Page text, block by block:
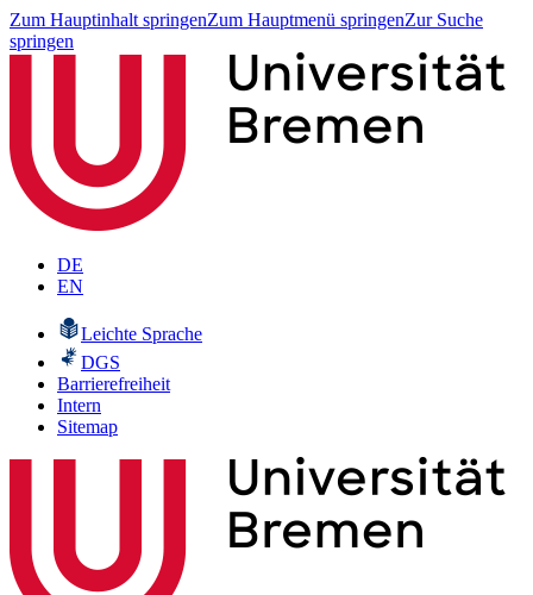
Zum Hauptinhalt springenZum Hauptmenü springenZur Suche
springen
DE
EN
Leichte Sprache
DGS
Barrierefreiheit
Intern
Sitemap